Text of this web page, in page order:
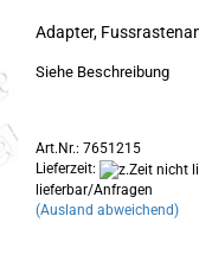
Adapter,
Siehe Beschreibung
Art.Nr.: 7651215
Lieferzeit:
lieferbar/Anfragen
(Ausland abweichend)